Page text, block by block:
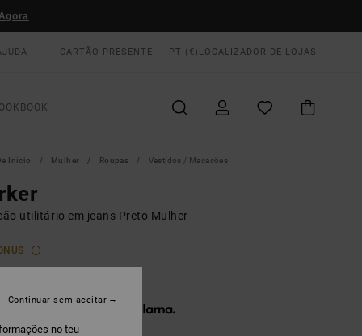
CARTÃO PRESENTE PT (€) LOCALIZADOR DE LOJAS
Início Mulher Roupas Vestidos / Macacões
utilitário em jeans Preto Mulher
no teu
Continuar sem aceitar